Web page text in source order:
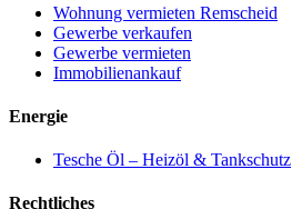
Wohnung vermieten Remscheid
Gewerbe verkaufen
Gewerbe vermieten
Immobilienankauf
Energie
Tesche Öl – Heizöl & Tankschutz
Rechtliches